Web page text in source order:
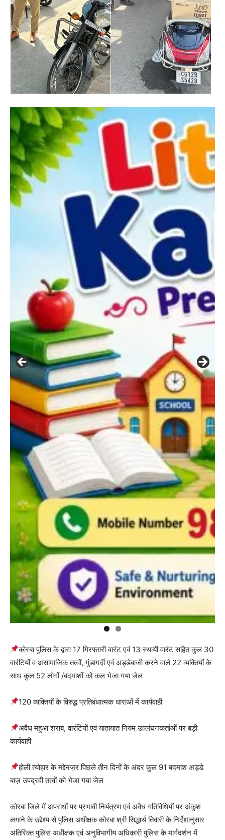
कोरबा पुलिस के द्वारा 17 गिरफ्तारी वारंट एवं 13 स्थायी वारंट सहित कुल 30
वारंटियों व असामाजिक तत्वों, गुंडागर्दी एवं अड्डेबाजी करने वाले 22 व्यक्तियों के
साथ कुल 52 लोगों /बदमाशों को कल भेजा गया जेल
120 व्यक्तियों के विरुद्ध प्रतिबंधात्मक धाराओं में कार्यवाही
अवैध महुआ शराब, वारंटियों एवं यातायात नियम उल्लंघनकर्ताओं पर बड़ी
कार्यवाही
होली त्योहार के मद्देनज़र पिछले तीन दिनों के अंदर कुल 91 बदमाश अड्डे
बाज़ उपद्रवी तत्वों को भेजा गया जेल
कोरबा जिले में अपराधों पर प्रभावी नियंत्रण एवं अवैध गतिविधियों पर अंकुश
लगाने के उद्देश्य से पुलिस अधीक्षक कोरबा श्री सिद्धार्थ तिवारी के निर्देशानुसार
अतिरिक्त पुलिस अधीक्षक एवं अनुविभागीय अधिकारी पुलिस के मार्गदर्शन में